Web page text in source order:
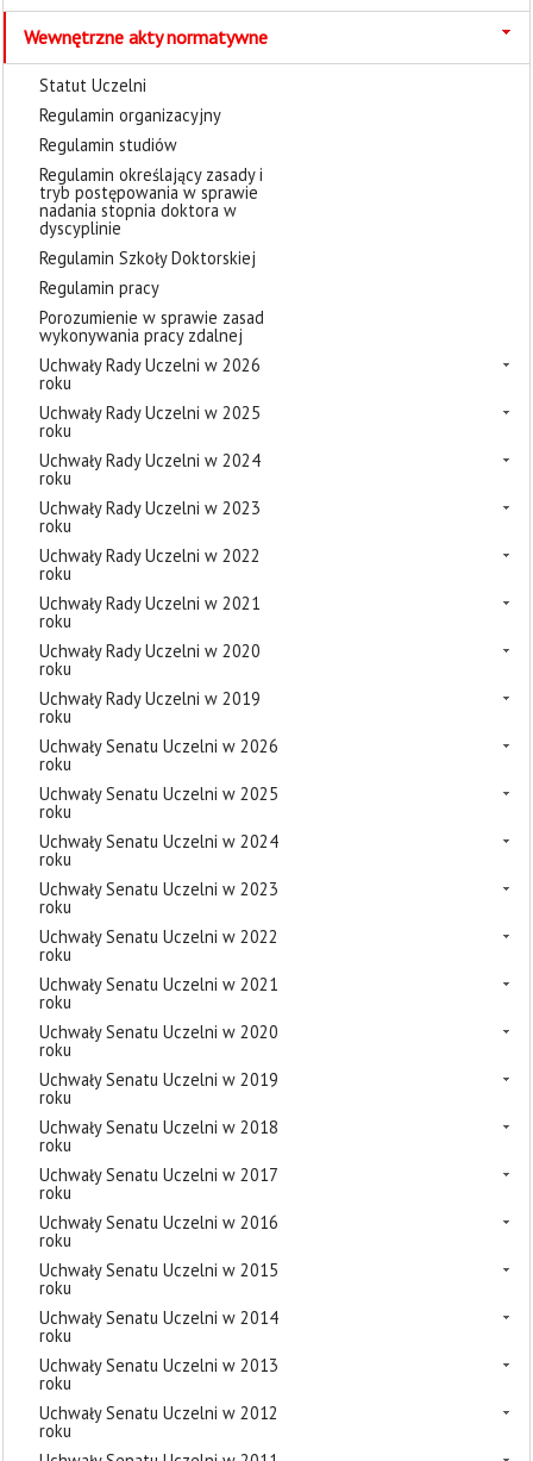
Wewnętrzne akty normatywne
Statut Uczelni
Regulamin organizacyjny
Regulamin studiów
Regulamin określający zasady i
tryb postępowania w sprawie
nadania stopnia doktora w
dyscyplinie
Regulamin Szkoły Doktorskiej
Regulamin pracy
Porozumienie w sprawie zasad
wykonywania pracy zdalnej
Uchwały Rady Uczelni w 2026
roku
Uchwały Rady Uczelni w 2025
roku
Uchwały Rady Uczelni w 2024
roku
Uchwały Rady Uczelni w 2023
roku
Uchwały Rady Uczelni w 2022
roku
Uchwały Rady Uczelni w 2021
roku
Uchwały Rady Uczelni w 2020
roku
Uchwały Rady Uczelni w 2019
roku
Uchwały Senatu Uczelni w 2026
roku
Uchwały Senatu Uczelni w 2025
roku
Uchwały Senatu Uczelni w 2024
roku
Uchwały Senatu Uczelni w 2023
roku
Uchwały Senatu Uczelni w 2022
roku
Uchwały Senatu Uczelni w 2021
roku
Uchwały Senatu Uczelni w 2020
roku
Uchwały Senatu Uczelni w 2019
roku
Uchwały Senatu Uczelni w 2018
roku
Uchwały Senatu Uczelni w 2017
roku
Uchwały Senatu Uczelni w 2016
roku
Uchwały Senatu Uczelni w 2015
roku
Uchwały Senatu Uczelni w 2014
roku
Uchwały Senatu Uczelni w 2013
roku
Uchwały Senatu Uczelni w 2012
roku